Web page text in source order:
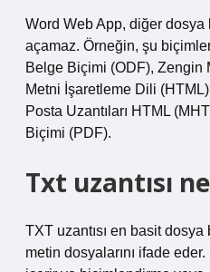
Word Web App, diğer
açamaz. Örneğin, şu
Belge Biçimi (ODF), Zengin
Metni İşaretleme Dili
Posta Uzantıları HTML
Biçimi (PDF).
Txt uzantısı
TXT uzantısı en basit
metin dosyalarını ifade